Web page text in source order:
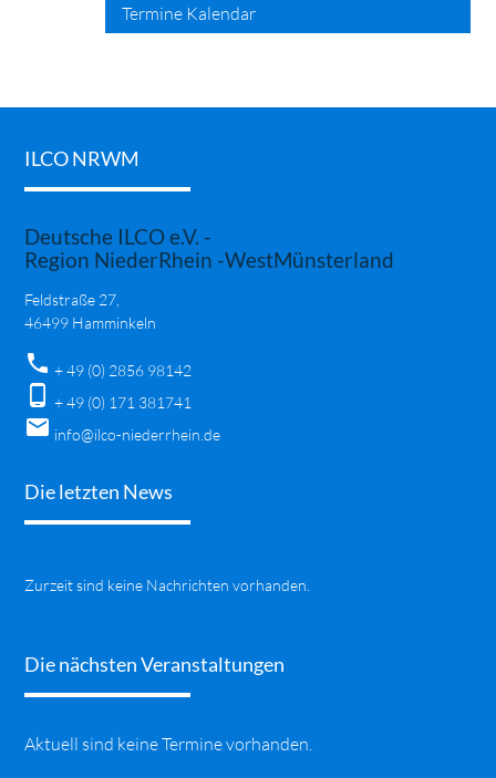
Termine Kalendar
ILCO NRWM
Deutsche ILCO e.V. -
Region NiederRhein -WestMünsterland
Feldstraße 27,
46499 Hamminkeln
phone + 49 (0) 2856 98142
phone_android + 49 (0) 171 381741
mail info@ilco-niederrhein.de
Die letzten News
Zurzeit sind keine Nachrichten vorhanden.
Die nächsten Veranstaltungen
Aktuell sind keine Termine vorhanden.